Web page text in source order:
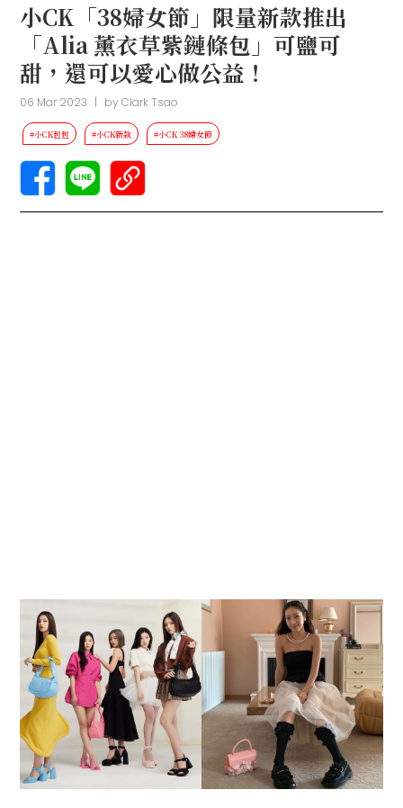
小CK「38婦女節」限量新款推出
「Alia 薰衣草紫鏈條包」可鹽可
甜，還可以愛心做公益！
06 Mar 2023 | byClark Tsao
#小CK包包 #小CK新款 #小CK 38婦女節